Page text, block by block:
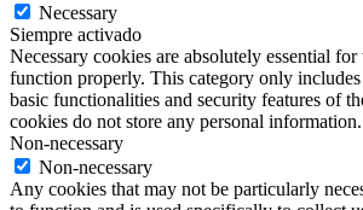
Necessary
Siempre activado
Necessary cookies are absolutely essential
function properly. This category only includes
basic functionalities and security features of
cookies do not store any personal information.
Non-necessary
Non-necessary
Any cookies that may not be particularly